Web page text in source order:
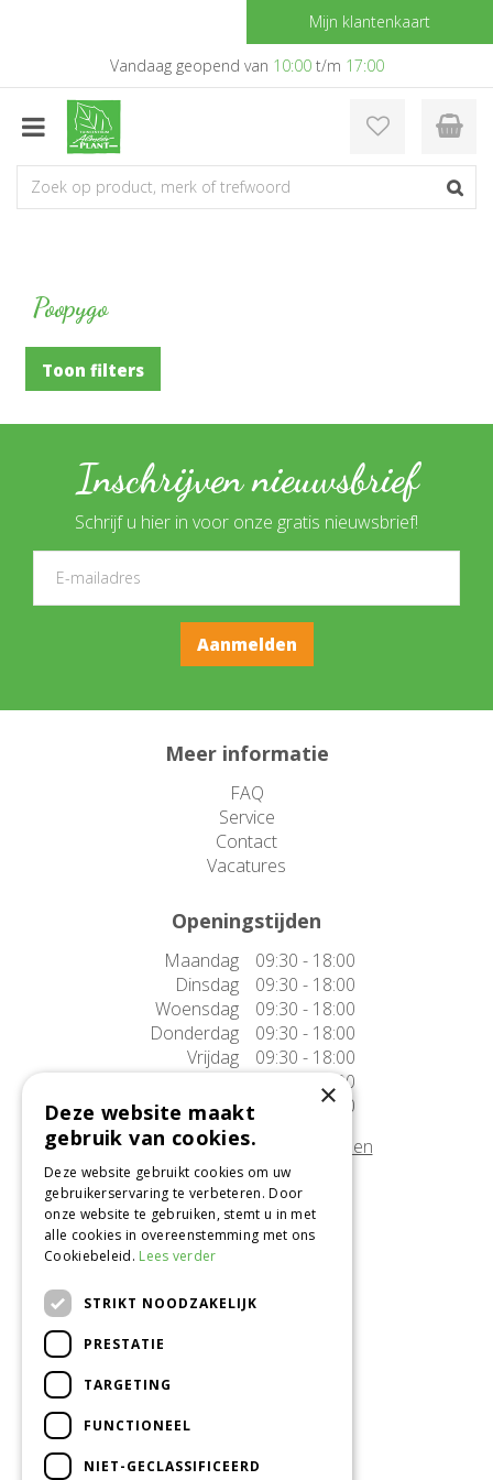
a
Mijn klantenkaart
Vandaag geopend van 10:00t/m 17:00
Poopygo
Toon filters
Inschrijven nieuwsbrief
Schrijf u hier in voor onze gratis nieuwsbrief!
Meer informatie
FAQ
Service
Contact
Vacatures
Openingstijden
Maandag
09:30 - 18:00
Dinsdag
09:30 - 18:00
Woensdag
09:30 - 18:00
Donderdag
09:30 - 18:00
Vrijdag
09:30 - 18:00
Zaterdag
09:30 - 17:00
Zondag
10:00 - 17:00
Afwijkende openingstijden tonen
Onze locatie
Tuincentrum Alméérplant
Jac. P. Thijsseweg 4
pinterest
×
Deze website maakt
gebruik van cookies.
Deze website gebruikt cookies om uw
gebruikerservaring te verbeteren. Door
onze website te gebruiken, stemt u in met
alle cookies in overeenstemming met ons
Cookiebeleid. Lees verder
STRIKT NOODZAKELIJK
PRESTATIE
TARGETING
FUNCTIONEEL
NIET-GECLASSIFICEERD